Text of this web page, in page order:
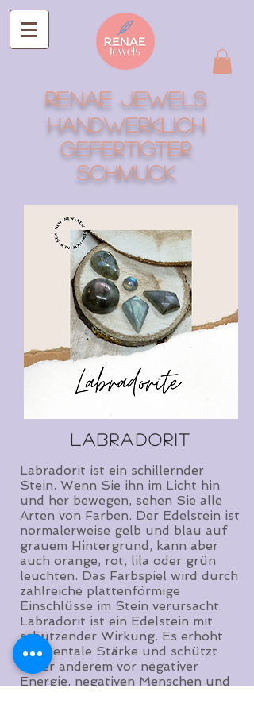
RENAE Jewels
Handwerklich
gefertigter
Schmuck
Labradorit
Labradorit ist ein schillernder
Stein. Wenn Sie ihn im Licht hin
und her bewegen, sehen Sie alle
Arten von Farben. Der Edelstein ist
normalerweise gelb und blau auf
grauem Hintergrund, kann aber
auch orange, rot, lila oder grün
leuchten. Das Farbspiel wird durch
zahlreiche plattenförmige
Einschlüsse im Stein verursacht.
Labradorit ist ein Edelstein mit
schützender Wirkung. Es erhöht
die mentale Stärke und schützt
unter anderem vor negativer
Energie, negativen Menschen und